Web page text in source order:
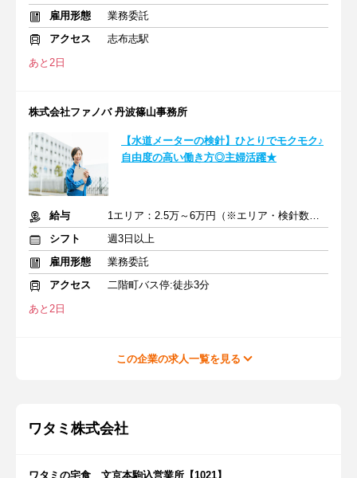
雇用形態
業務委託
アクセス
志布志駅
あと2日
株式会社ファノバ 丹波篠山事務所
【水道メーターの検針】ひとりでモクモク♪
自由度の高い働き方◎主婦活躍★
給与
1エリア：2.5万～6万円（※エリア・検針数による）
シフト
週3日以上
雇用形態
業務委託
アクセス
二階町バス停:徒歩3分
あと2日
この企業の求人一覧を見る
ワタミ株式会社
ワタミの宅食 文京本駒込営業所【1021】